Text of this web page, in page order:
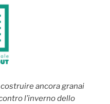
ancora granai
l’inverno dello